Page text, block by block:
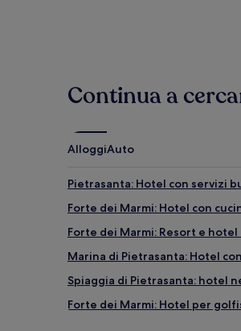
Continua a
AlloggiAuto
Pietrasanta: Hotel con servizi
Forte dei Marmi: Hotel con
Forte dei Marmi: Resort e hotel
Marina di Pietrasanta: Hotel
Spiaggia di Pietrasanta: hotel
Forte dei Marmi: Hotel per